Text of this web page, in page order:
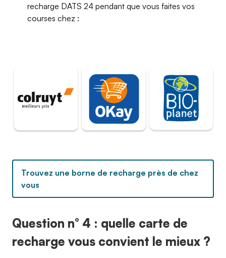
recharge DATS 24 pendant que vous faites vos
courses chez :
Trouvez une borne de recharge près de chez
vous
Question n° 4 : quelle carte de
recharge vous convient le mieux ?